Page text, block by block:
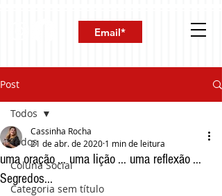
Post
Todos
Coluna Social
Categoria sem título
Todos
uma oração ... uma lição ... uma reflexão ...
Segredos...
Cassinha Rocha
21 de abr. de 2020 1 min de leitura